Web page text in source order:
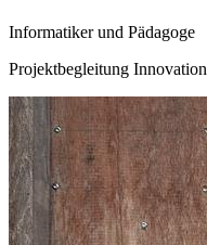
Informatiker und Pädagoge
Projektbegleitung Innovation